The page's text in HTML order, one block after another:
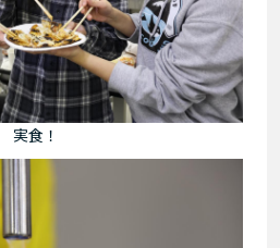
実食！